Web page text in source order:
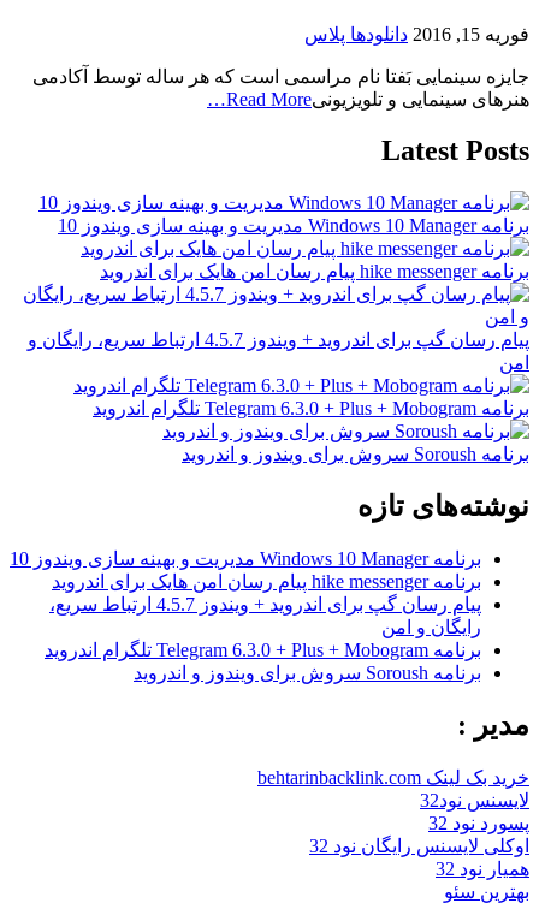
فوریه 15, 2016 دانلودها پلاس
جایزه سینمایی بَفتا نام مراسمی است که هر ساله توسط آکادمی
هنرهای سینمایی و تلویزیونیRead More…
Latest Posts
برنامه Windows 10 Manager مدیریت و بهینه سازی ویندوز 10
برنامه hike messenger پیام‌ رسان‌ امن هایک برای اندروید
پیام رسان گپ برای اندروید + ویندوز 4.5.7 ارتباط سریع، رایگان و
امن
برنامه Telegram 6.3.0 + Plus + Mobogram تلگرام اندروید
برنامه Soroush سروش برای ویندوز و اندروید
نوشته‌های تازه
برنامه Windows 10 Manager مدیریت و بهینه سازی ویندوز 10
برنامه hike messenger پیام‌ رسان‌ امن هایک برای اندروید
پیام رسان گپ برای اندروید + ویندوز 4.5.7 ارتباط سریع،
رایگان و امن
برنامه Telegram 6.3.0 + Plus + Mobogram تلگرام اندروید
برنامه Soroush سروش برای ویندوز و اندروید
مدیر :
خرید بک لینک behtarinbacklink.com
لایسنس نود32
پسورد نود 32
اوکلی لایسنس رایگان نود 32
همیار نود 32
بهترین سئو